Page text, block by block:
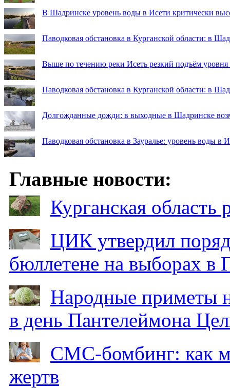
В Шадринске уровень воды в Исети критически
Паводковая обстановка в Курганской области: в
Выше по течению реки Исеть резкий подъём
Паводковая обстановка в Курганской области: в
Долгожданные дожди: в выходные в Шадринске
Паводковая обстановка в Зауралье: уровень воды в
Главные новости:
Курганская
ЦИК утвердил
бюллетене на выборах в
Народные приметы
в день Пантелеймона
СМС-бомбинг: как
жертв